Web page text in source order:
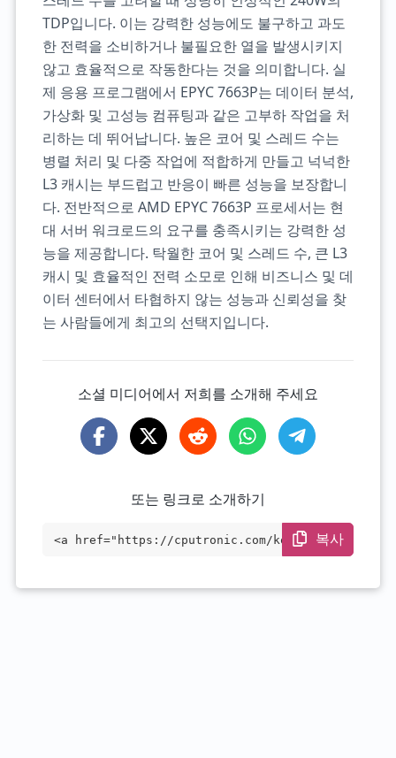
TDP입니다. 이는 강력한 성능에도 불구하고 과도
한 전력을 소비하거나 불필요한 열을 발생시키지
않고 효율적으로 작동한다는 것을 의미합니다. 실
제 응용 프로그램에서 EPYC 7663P는 데이터 분석,
가상화 및 고성능 컴퓨팅과 같은 고부하 작업을 처
리하는 데 뛰어납니다. 높은 코어 및 스레드 수는
병렬 처리 및 다중 작업에 적합하게 만들고 넉넉한
L3 캐시는 부드럽고 반응이 빠른 성능을 보장합니
다. 전반적으로 AMD EPYC 7663P 프로세서는 현
대 서버 워크로드의 요구를 충족시키는 강력한 성
능을 제공합니다. 탁월한 코어 및 스레드 수, 큰 L3
캐시 및 효율적인 전력 소모로 인해 비즈니스 및 데
이터 센터에서 타협하지 않는 성능과 신뢰성을 찾
는 사람들에게 최고의 선택지입니다.
소셜 미디어에서 저희를 소개해 주세요
또는 링크로 소개하기
<a href="https://cputronic.com/ko/cpu/am
복사